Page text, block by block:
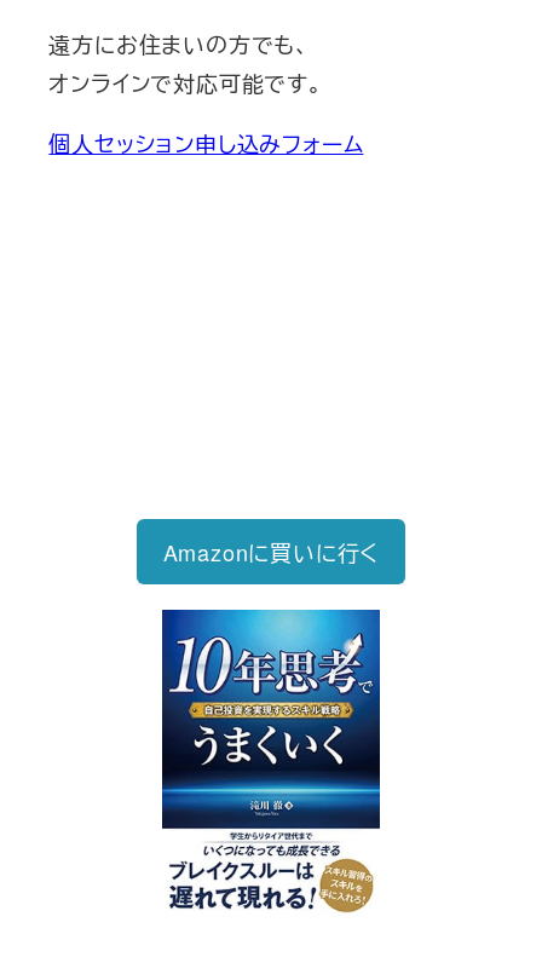
遠方にお住まいの方でも、
オンラインで対応可能です。
個人セッション申し込みフォーム
Amazonに買いに行く